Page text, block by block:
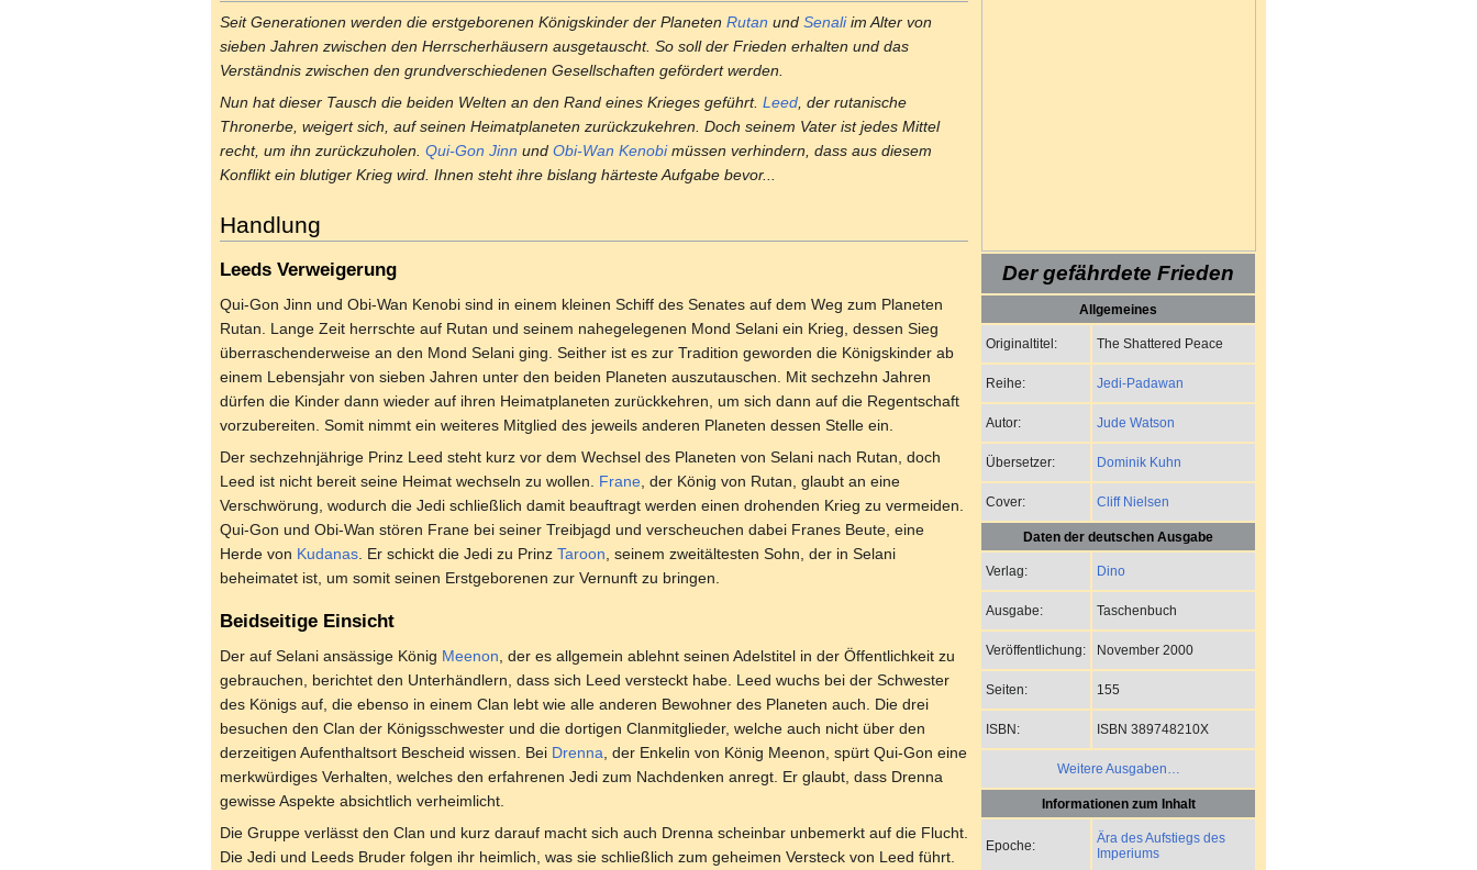
Der gefährdete Frieden
Allgemeines
Originaltitel: The Shattered Peace
Reihe: Jedi-Padawan
Autor: Jude Watson
Übersetzer: Dominik Kuhn
Cover: Cliff Nielsen
Daten der deutschen Ausgabe
Verlag: Dino
Ausgabe: Taschenbuch
Veröffentlichung: November 2000
Seiten: 155
ISBN: ISBN 389748210X
Weitere Ausgaben…
Informationen zum Inhalt
Epoche:
Ära des Aufstiegs des
Imperiums
Seit Generationen werden die erstgeborenen Königskinder der Planeten Rutan und Senaliim Alter von
sieben Jahren zwischen den Herrscherhäusern ausgetauscht. So soll der Frieden erhalten und das
Verständnis zwischen den grundverschiedenen Gesellschaften gefördert werden.
Nun hat dieser Tausch die beiden Welten an den Rand eines Krieges geführt. Leed , der rutanische
Thronerbe, weigert sich, auf seinen Heimatplaneten zurückzukehren. Doch seinem Vater ist jedes Mittel
recht, um ihn zurückzuholen. Qui-Gon Jinn und Obi-Wan Kenobimüssen verhindern, dass aus diesem
Konflikt ein blutiger Krieg wird. Ihnen steht ihre bislang härteste Aufgabe bevor...
Handlung
Leeds Verweigerung
Qui-Gon Jinn und Obi-Wan Kenobi sind in einem kleinen Schiff des Senates auf dem Weg zum Planeten
Rutan. Lange Zeit herrschte auf Rutan und seinem nahegelegenen Mond Selani ein Krieg, dessen Sieg
überraschenderweise an den Mond Selani ging. Seither ist es zur Tradition geworden die Königskinder ab
einem Lebensjahr von sieben Jahren unter den beiden Planeten auszutauschen. Mit sechzehn Jahren
dürfen die Kinder dann wieder auf ihren Heimatplaneten zurückkehren, um sich dann auf die Regentschaft
vorzubereiten. Somit nimmt ein weiteres Mitglied des jeweils anderen Planeten dessen Stelle ein.
Der sechzehnjährige Prinz Leed steht kurz vor dem Wechsel des Planeten von Selani nach Rutan, doch
Leed ist nicht bereit seine Heimat wechseln zu wollen. Frane, der König von Rutan, glaubt an eine
Verschwörung, wodurch die Jedi schließlich damit beauftragt werden einen drohenden Krieg zu vermeiden.
Qui-Gon und Obi-Wan stören Frane bei seiner Treibjagd und verscheuchen dabei Franes Beute, eine
Herde von Kudanas. Er schickt die Jedi zu Prinz Taroon, seinem zweitältesten Sohn, der in Selani
beheimatet ist, um somit seinen Erstgeborenen zur Vernunft zu bringen.
Beidseitige Einsicht
Der auf Selani ansässige König Meenon , der es allgemein ablehnt seinen Adelstitel in der Öffentlichkeit zu
gebrauchen, berichtet den Unterhändlern, dass sich Leed versteckt habe. Leed wuchs bei der Schwester
des Königs auf, die ebenso in einem Clan lebt wie alle anderen Bewohner des Planeten auch. Die drei
besuchen den Clan der Königsschwester und die dortigen Clanmitglieder, welche auch nicht über den
derzeitigen Aufenthaltsort Bescheid wissen. Bei Drenna , der Enkelin von König Meenon, spürt Qui-Gon eine
merkwürdiges Verhalten, welches den erfahrenen Jedi zum Nachdenken anregt. Er glaubt, dass Drenna
gewisse Aspekte absichtlich verheimlicht.
Die Gruppe verlässt den Clan und kurz darauf macht sich auch Drenna scheinbar unbemerkt auf die Flucht.
Die Jedi und Leeds Bruder folgen ihr heimlich, was sie schließlich zum geheimen Versteck von Leed führt.